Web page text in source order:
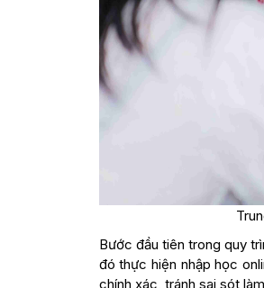
Bước đầu tiên trong quy
đó thực hiện nhập học
chính xác, tránh sai sót